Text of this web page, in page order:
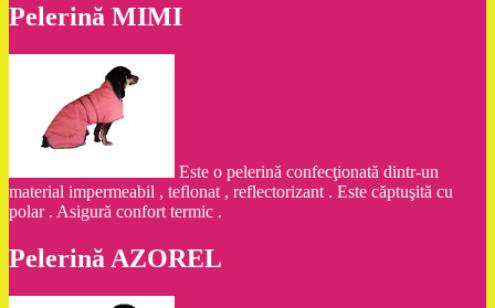
Pelerină MIMI
Este o pelerină confecţionată dintr-un
material impermeabil , teflonat , reflectorizant . Este căptuşită cu
polar . Asigură confort termic .
Pelerină AZOREL